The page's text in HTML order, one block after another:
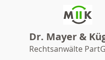
Dr. Mayer &
Rechtsanwälte